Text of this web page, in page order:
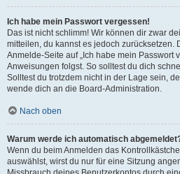
Ich habe mein Passwort vergessen!
Das ist nicht schlimm! Wir können dir zwar
mitteilen, du kannst es jedoch zurücksetzen.
Anmelde-Seite auf „Ich habe mein Passwort
Anweisungen folgst. So solltest du dich
Solltest du trotzdem nicht in der Lage sein,
wende dich an die Board-Administration.
Nach oben
Warum werde ich automatisch
Wenn du beim Anmelden das
auswählst, wirst du nur für eine Sitzung